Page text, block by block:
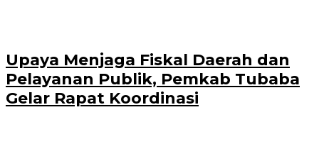
Upaya Menjaga Fiskal Daerah dan
Pelayanan Publik, Pemkab Tubaba
Gelar Rapat Koordinasi